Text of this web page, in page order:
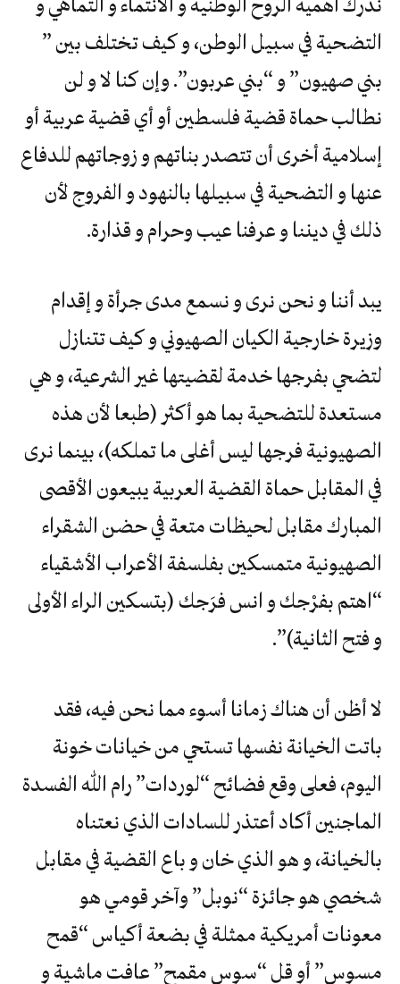
التضحية في سبيل الوطن، و كيف تختلف بين ”
بني صهيون” و “بني عربون”. وإن كنا لا و لن
نطالب حماة قضية فلسطين أو أي قضية عربية أو
إسلامية أخرى أن تتصدر بناتهم و زوجاتهم للدفاع
عنها و التضحية في سبيلها بالنهود و الفروج لأن
ذلك في ديننا و عرفنا عيب وحرام و قذارة.
يبد أننا و نحن نرى و نسمع مدى جرأة و إقدام
وزيرة خارجية الكيان الصهيوني و كيف تتنازل
لتضحي بفرجها خدمة لقضيتها غير الشرعية، و هي
مستعدة للتضحية بما هو أكثر (طبعا لأن هذه
الصهيونية فرجها ليس أغلى ما تملكه)، بينما نرى
في المقابل حماة القضية العربية يبيعون الأقصى
المبارك مقابل لحيظات متعة في حضن الشقراء
الصهيونية متمسكين بفلسفة الأعراب الأشقياء
“اهتم بفرْجك و انس فرَجك (بتسكين الراء الأولى
و فتح الثانية)”.
لا أظن أن هناك زمانا أسوء مما نحن فيه، فقد
باتت الخيانة نفسها تستحي من خيانات خونة
اليوم، فعلى وقع فضائح “لوردات” رام الله الفسدة
الماجنين أكاد أعتذر للسادات الذي نعتناه
بالخيانة، و هو الذي خان و باع القضية في مقابل
شخصي هو جائزة “نوبل” وآخر قومي هو
معونات أمريكية ممثلة في بضعة أكياس “قمح
مسوس” أو قل “سوس مقمح” عافت ماشية و